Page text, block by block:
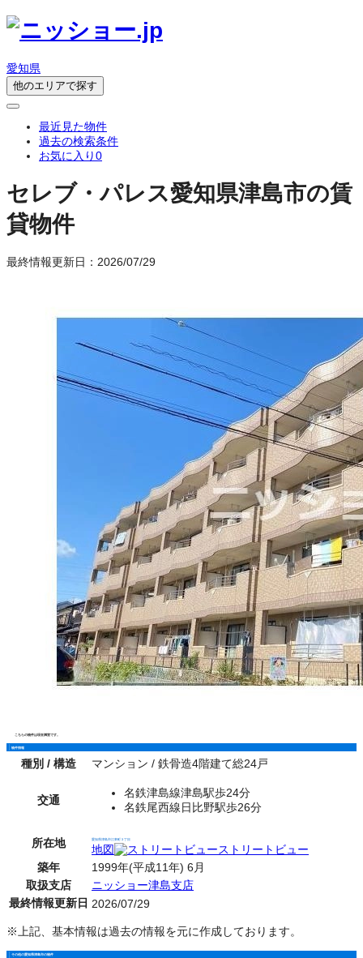
愛知県
他のエリアで探す
最近見た物件
過去の検索条件
お気に入り0
セレブ・パレス愛知県津島市の賃
貸物件
最終情報更新日：2026/07/29
こちらの物件は現在満室です。
物件情報
種別 / 構造 マンション / 鉄骨造4階建て総24戸
交通
名鉄津島線津島駅歩24分
名鉄尾西線日比野駅歩26分
所在地 愛知県津島市江東町３丁目
地図
ストリートビュー
築年
1999年(平成11年) 6月
取扱支店
ニッショー津島支店
最終情報更新日 2026/07/29
※上記、基本情報は過去の情報を元に作成しております。
その他の愛知県津島市の物件